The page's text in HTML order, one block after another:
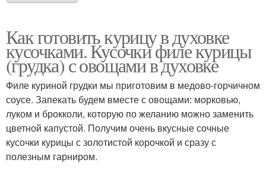
Как готовить курицу в духовке
кусочками. Кусочки филе курицы
(грудка) с овощами в духовке
Филе куриной грудки мы приготовим в медово-горчичном
соусе. Запекать будем вместе с овощами: морковью,
луком и брокколи, которую по желанию можно заменить
цветной капустой. Получим очень вкусные сочные
кусочки курицы с золотистой корочкой и сразу с
полезным гарниром.